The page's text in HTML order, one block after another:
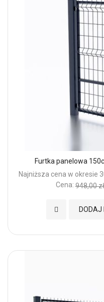
Furtka panelowa
Najniższa cena w okresie
Cena: 948,00 zł
DODAJ
Dodaj do